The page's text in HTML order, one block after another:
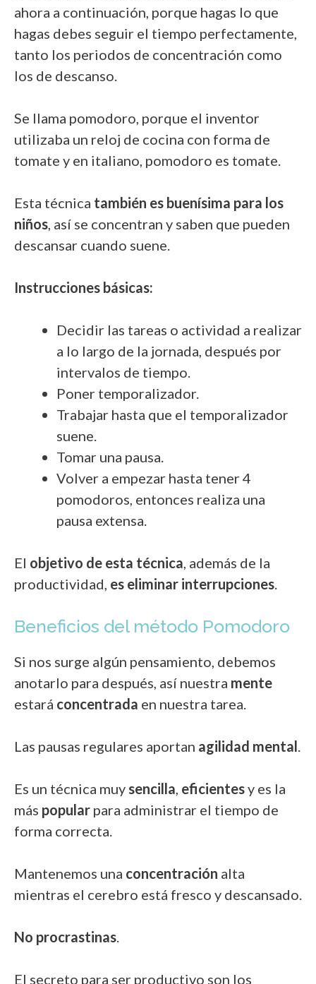
ahora a continuación, porque hagas lo que
hagas debes seguir el tiempo perfectamente,
tanto los periodos de concentración como
los de descanso.
Se llama pomodoro, porque el inventor
utilizaba un reloj de cocina con forma de
tomate y en italiano, pomodoro es tomate.
Esta técnica también es buenísima para los
niños, así se concentran y saben que pueden
descansar cuando suene.
Instrucciones básicas:
Decidir las tareas o actividad a realizar
a lo largo de la jornada, después por
intervalos de tiempo.
Poner temporalizador.
Trabajar hasta que el temporalizador
suene.
Tomar una pausa.
Volver a empezar hasta tener 4
pomodoros, entonces realiza una
pausa extensa.
El objetivo de esta técnica, además de la
productividad, es eliminar interrupciones.
Beneficios del método Pomodoro
Si nos surge algún pensamiento, debemos
anotarlo para después, así nuestra mente
estará concentrada en nuestra tarea.
Las pausas regulares aportan agilidad mental.
Es un técnica muy sencilla, eficientesy es la
más popular para administrar el tiempo de
forma correcta.
Mantenemos una concentración alta
mientras el cerebro está fresco y descansado.
No procrastinas.
El secreto para ser productivo son los